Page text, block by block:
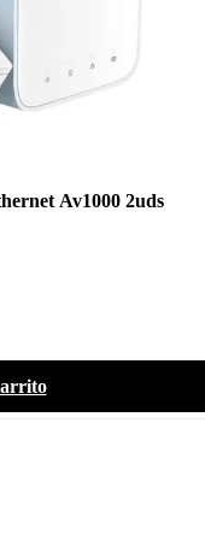
Av1000 2uds